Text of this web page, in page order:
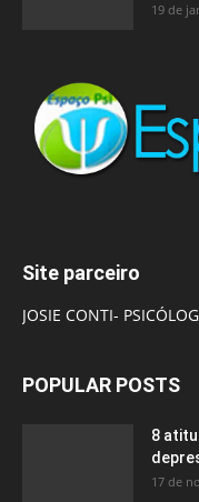
19 de
Site parceiro
JOSIE CONTI-
POPULAR POSTS
8
17 de